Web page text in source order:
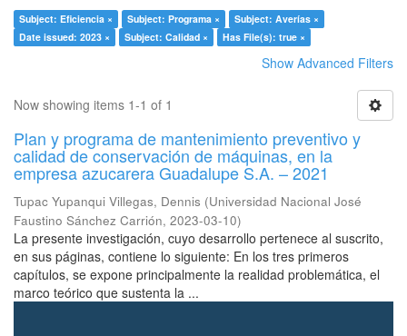
Subject: Eficiencia × Subject: Programa ×
Subject: Averías ×
Date issued: 2023 ×
Subject: Calidad × Has File(s): true ×
Show Advanced Filters
Now showing items 1-1 of 1
Plan y programa de mantenimiento preventivo y
calidad de conservación de máquinas, en la
empresa azucarera Guadalupe S.A. – 2021
Tupac Yupanqui Villegas, Dennis (Universidad Nacional José
Faustino Sánchez Carrión, 2023-03-10)
La presente investigación, cuyo desarrollo pertenece al suscrito,
en sus páginas, contiene lo siguiente: En los tres primeros
capítulos, se expone principalmente la realidad problemática, el
marco teórico que sustenta la ...